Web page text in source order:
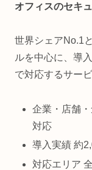
オフィスのセキ
世界シェアNo.1
ルを中心に、導
で対応するサー
企業・店舗
対応
導入実績 約
対応エリア